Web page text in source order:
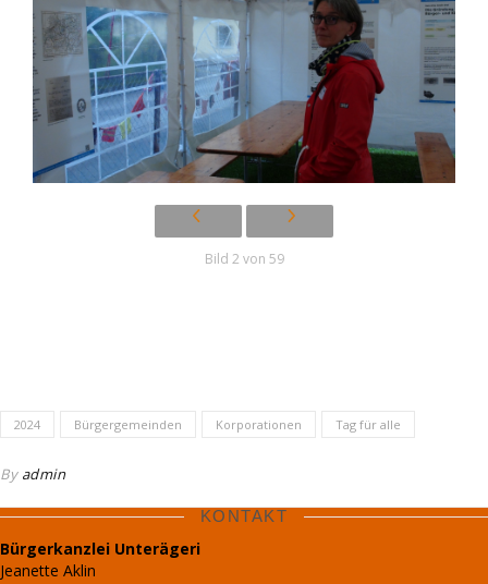
Bild 2 von 59
2024 Bürgergemeinden Korporationen Tag für alle
By admin
KONTAKT
Bürgerkanzlei Unterägeri
Jeanette Aklin
IMPRESSUM